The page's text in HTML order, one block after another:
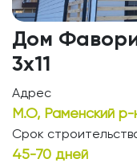
Дом
3х11
Адрес
М.О, Раменский
Срок
45-70 дней